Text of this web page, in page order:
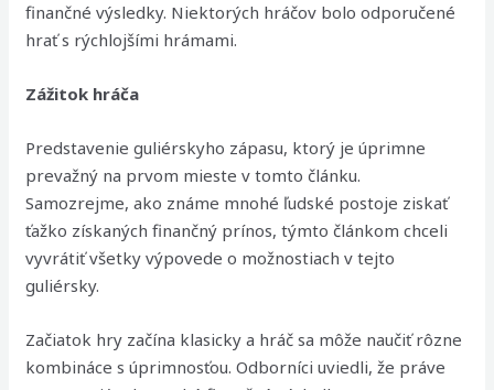
finančné výsledky. Niektorých hráčov bolo odporučené
hrať s rýchlojšími hrámami.
Zážitok hráča
Predstavenie guliérskyho zápasu, ktorý je úprimne
prevažný na prvom mieste v tomto článku.
Samozrejme, ako známe mnohé ľudské postoje ziskať
ťažko získaných finančný prínos, týmto článkom chceli
vyvrátiť všetky výpovede o možnostiach v tejto
guliérsky.
Začiatok hry začína klasicky a hráč sa môže naučiť rôzne
kombináce s úprimnosťou. Odborníci uviedli, že práve